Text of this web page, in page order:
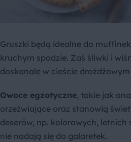
Gruszki będą idealne do
kruchym spodzie. Zaś śliwki i
doskonale w cieście
Owoce egzotyczne, takie jak
orzeźwiające oraz stanowią
deserów, np. kolorowych, letnich
nie nadają się do galaretek.